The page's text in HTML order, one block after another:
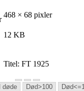
468 × 68 pixler
12 KB
Titel: FT 1925
døde Død>100